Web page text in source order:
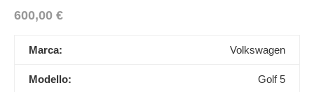
600,00 €
Marca: Volkswagen
Modello: Golf 5